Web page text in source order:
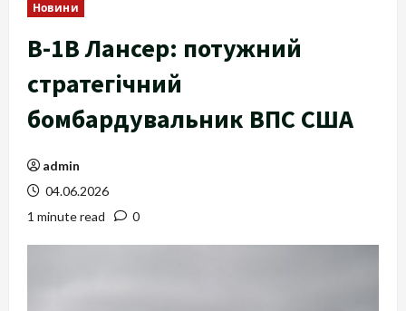
Новини
B-1B Лансер: потужний
стратегічний
бомбардувальник ВПС США
admin
04.06.2026
1 minute read
0